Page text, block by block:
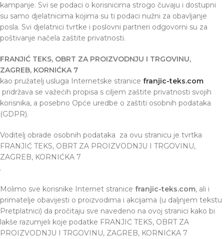
kampanje. Svi se podaci o korisnicima strogo čuvaju i dostupni
su samo djelatnicima kojima su ti podaci nužni za obavljanje
posla. Svi djelatnici tvrtke i poslovni partneri odgovorni su za
poštivanje načela zaštite privatnosti.
FRANJIĆ TEKS, OBRT ZA PROIZVODNJU I TRGOVINU,
ZAGREB, KORNIĆKA 7
kao pružatelj usluga Internetske stranice franjic-teks.com
pridržava se važećih propisa s ciljem zaštite privatnosti svojih
korisnika, a posebno Opće uredbe o zaštiti osobnih podataka
(GDPR).
Voditelj obrade osobnih podataka za ovu stranicu je tvrtka
FRANJIĆ TEKS, OBRT ZA PROIZVODNJU I TRGOVINU,
ZAGREB, KORNIĆKA 7
.
Molimo sve korisnike Internet stranice franjic-teks.com, ali i
primatelje obavijesti o proizvodima i akcijama (u daljnjem tekstu
Pretplatnici) da pročitaju sve navedeno na ovoj stranici kako bi
lakše razumjeli koje podatke FRANJIĆ TEKS, OBRT ZA
PROIZVODNJU I TRGOVINU, ZAGREB, KORNIĆKA 7